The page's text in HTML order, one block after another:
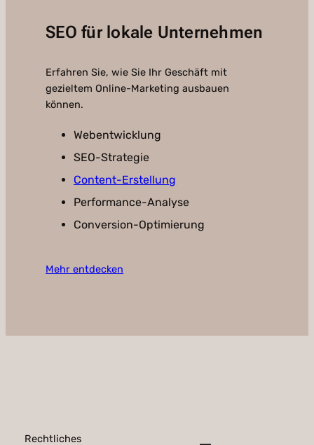
SEO für lokale Unternehmen
Erfahren Sie, wie Sie Ihr Geschäft mit
gezieltem Online-Marketing ausbauen
können.
Webentwicklung
SEO-Strategie
Content-Erstellung
Performance-Analyse
Conversion-Optimierung
Mehr entdecken
Rechtliches